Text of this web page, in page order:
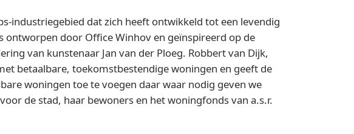
dat zich heeft ontwikkeld tot een levendig
door Office Winhov en geïnspireerd op de
van kunstenaar Jan van der Ploeg. Robbert van Dijk,
betaalbare, toekomstbestendige woningen en geeft de
woningen toe te voegen daar waar nodig geven we
de stad, haar bewoners en het woningfonds van a.s.r.